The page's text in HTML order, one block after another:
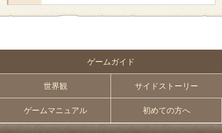
ゲームガイド
世界観 サイドストーリー
ゲームマニュアル 初めての方へ